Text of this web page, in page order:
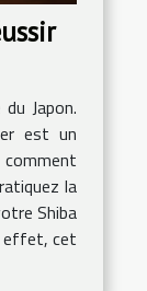
Japon.
est un
la
Shiba
effet, cet